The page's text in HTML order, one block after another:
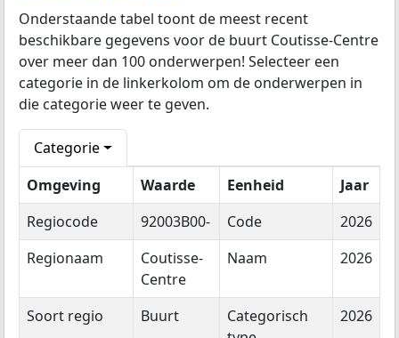
Onderstaande tabel toont de meest recent
beschikbare gegevens voor de buurt Coutisse-Centre
over meer dan 100 onderwerpen! Selecteer een
categorie in de linkerkolom om de onderwerpen in
die categorie weer te geven.
Categorie
Omgeving
Waarde Eenheid
Jaar
Regiocode
92003B00- Code
2026
Regionaam
Coutisse-
Centre
Naam 2026
Soort regio Buurt
Categorisch
2026